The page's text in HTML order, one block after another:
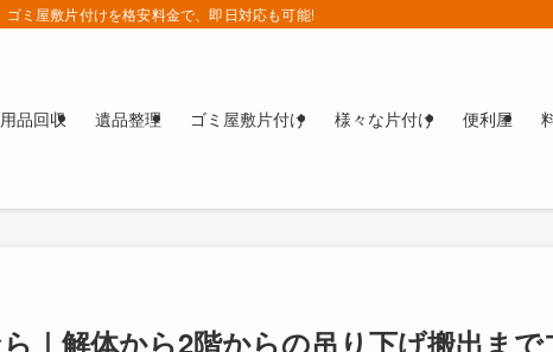
ミ屋敷片付けを格安料金で、即日対応も可能!!
品回収 遺品整理 ゴミ屋敷片付け 様々な片付け 便利屋
｜解体から2階からの吊り下げ搬出まで